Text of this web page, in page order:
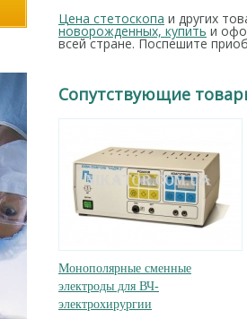
Цена стетоскопа и других
новорожденных, купить и
всей стране. Поспешите
Сопутствующие
Монополярные сменные
электроды для ВЧ-
электрохирургии